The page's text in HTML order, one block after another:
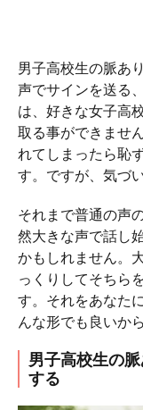
男子高校生の脈あ
声でサインを送る
は、好きな女子高
取る事ができませ
れてしまったら恥
す。ですが、気づ
それまで普通の声
然大きな声で話し
かもしれません。
っくりしてそちら
す。それをあなた
んな形でも良いか
男子高校生の
する